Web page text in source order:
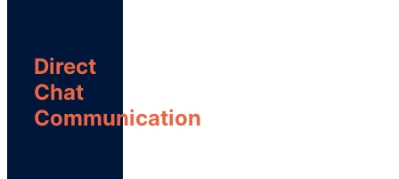
Direct
Chat
Communication